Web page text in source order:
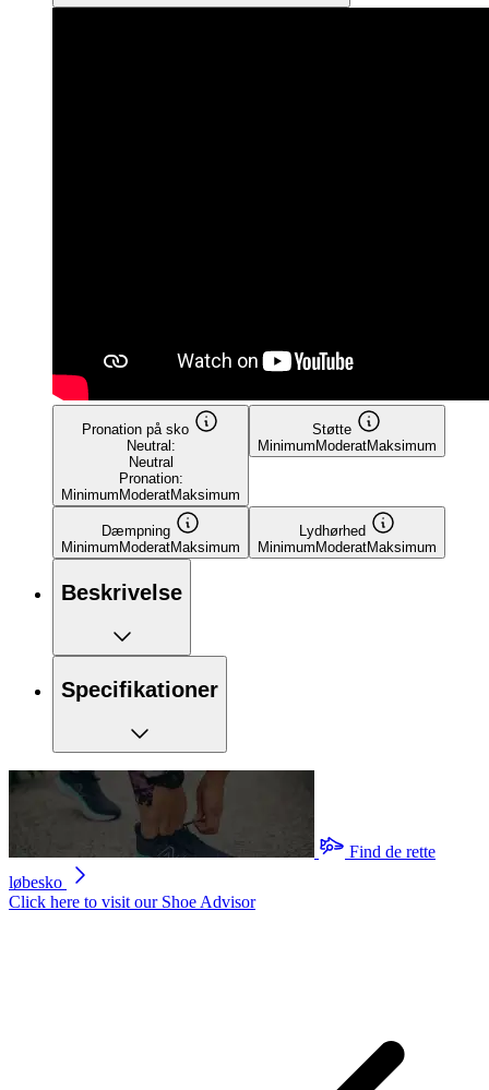
Pronation på sko
Neutral:
Neutral
Pronation:
Minimum ModeratMaksimum
Støtte
Minimum ModeratMaksimum
Dæmpning
Minimum ModeratMaksimum
Lydhørhed
Minimum ModeratMaksimum
Beskrivelse
Specifikationer
Find de rette
løbesko
Click here to visit our Shoe Advisor